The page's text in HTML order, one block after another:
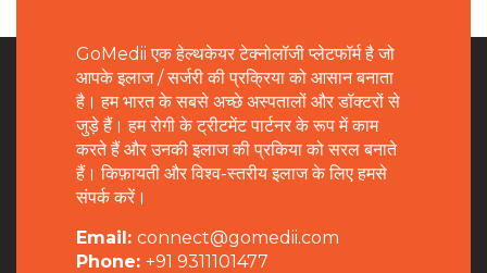
GoMedii एक हेल्थकेयर टेक्नोलॉजी प्लेटफॉर्म है जो
आपके इलाज / सर्जरी की प्रक्रिया को आसान बनाता
है। हम भारत के सबसे अच्छे अस्पतालों और डॉक्टरों से
जुड़े हैं। हम रोगी के ट्रीटमेंट पार्टनर के रूप में काम
करते हैं और उनकी इलाज की प्रकिया को सरल बनाते
हैं। किफ़ायती और विश्व-स्तरीय इलाज के लिए हमसे
संपर्क करें।
Email: connect@gomedii.com
Phone: +91 9311101477